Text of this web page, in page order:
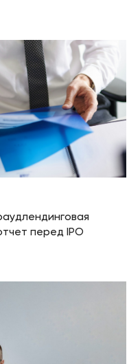
перед IPO